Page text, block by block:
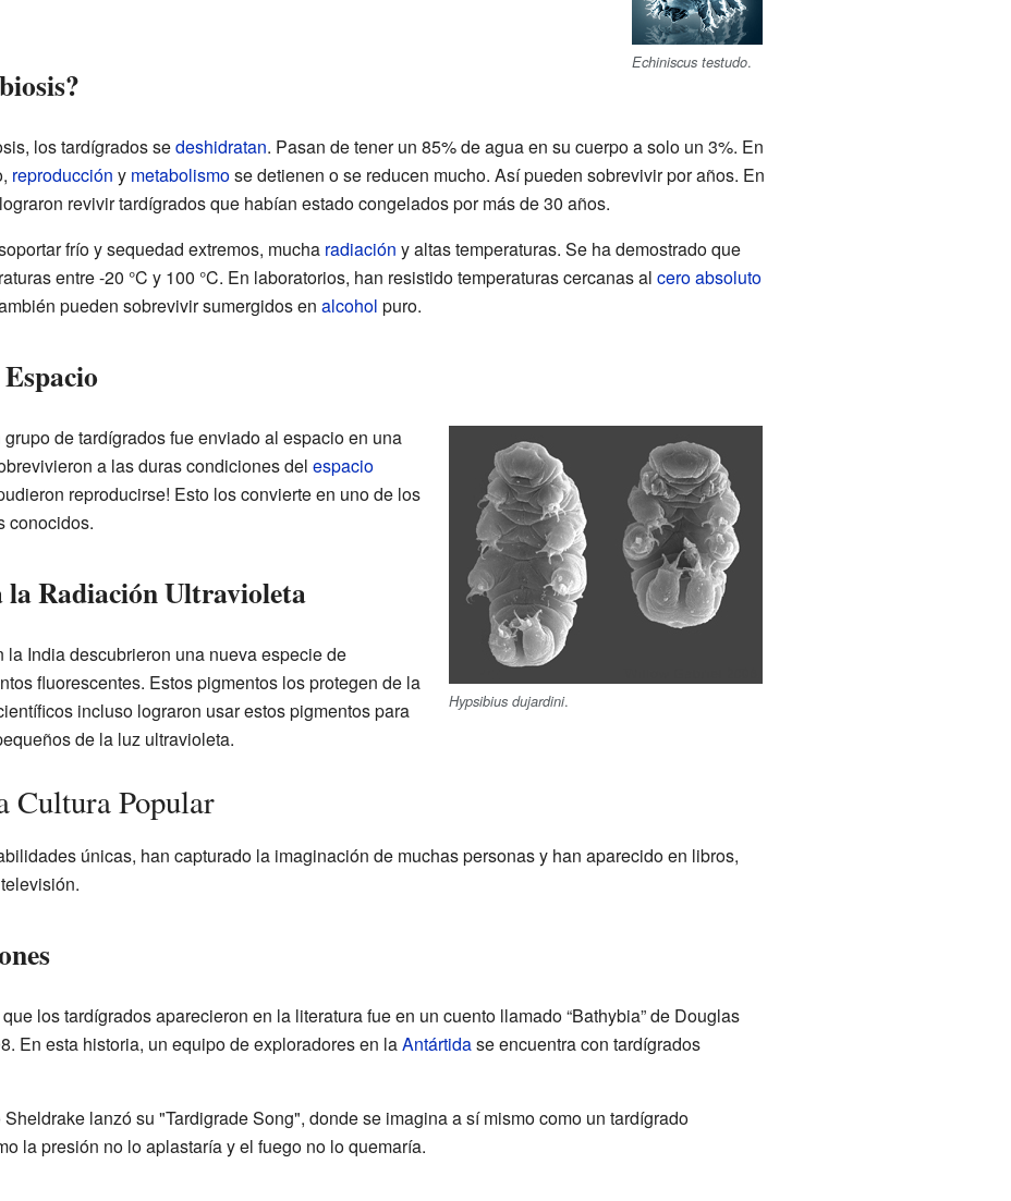
Echiniscus testudo.
los tardígrados sedeshidratan. Pasan de tener un 85% de agua en su cuerpo a solo un 3%. En
reproducción y metabolismose detienen o se reducen mucho. Así pueden sobrevivir por años. En
revivir tardígrados que habían estado congelados por más de 30 años.
frío y sequedad extremos, mucha radiación y altas temperaturas. Se ha demostrado que
entre -20 °C y 100 °C. En laboratorios, han resistido temperaturas cercanas al cero absoluto
pueden sobrevivir sumergidos en alcohol puro.
Hypsibius dujardini.
de tardígrados fue enviado al espacio en una
a las duras condiciones del espacio
reproducirse! Esto los convierte en uno de los
conocidos.
Radiación Ultravioleta
la India descubrieron una nueva especie de
fluorescentes. Estos pigmentos los protegen de la
incluso lograron usar estos pigmentos para
de la luz ultravioleta.
Cultura Popular
únicas, han capturado la imaginación de muchas personas y han aparecido en libros,
los tardígrados aparecieron en la literatura fue en un cuento llamado “Bathybia” de Douglas
En esta historia, un equipo de exploradores en laAntártidase encuentra con tardígrados
lanzó su "Tardigrade Song", donde se imagina a sí mismo como un tardígrado
la presión no lo aplastaría y el fuego no lo quemaría.